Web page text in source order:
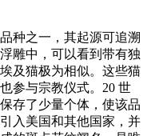
种之一，其起源可追溯
雕中，可以看到带有独
及猫极为相似。这些猫
参与宗教仪式。20 世
存了少量个体，使该品
入美国和其他国家，并